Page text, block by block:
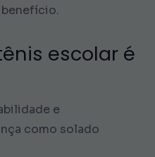
escolar é
e
como solado